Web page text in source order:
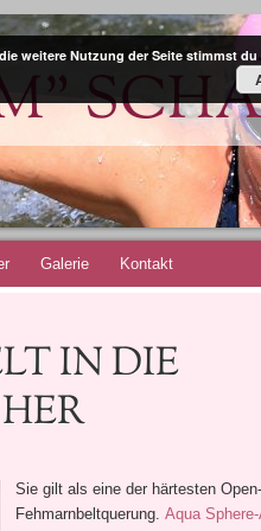
Galerie Kontakt
IN DIE
Sie gilt als eine der härtesten
Fehmarnbeltquerung. Aqua
weitere Nutzung der Seite stimmst